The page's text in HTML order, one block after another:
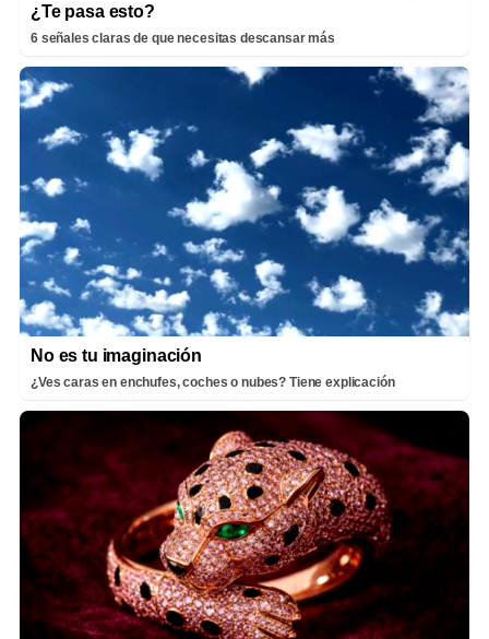
¿Te pasa esto?
6 señales claras de que necesitas descansar más
No es tu imaginación
¿Ves caras en enchufes, coches o nubes? Tiene explicación